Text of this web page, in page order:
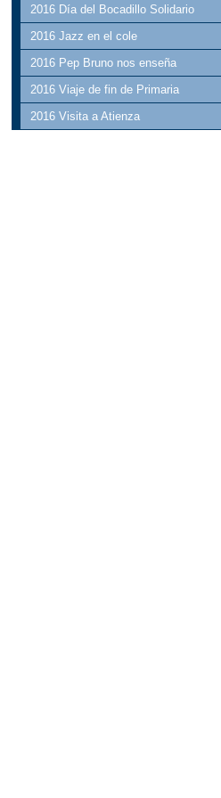
2016 Día del Bocadillo Solidario
2016 Jazz en el cole
2016 Pep Bruno nos enseña
2016 Viaje de fin de Primaria
2016 Visita a Atienza